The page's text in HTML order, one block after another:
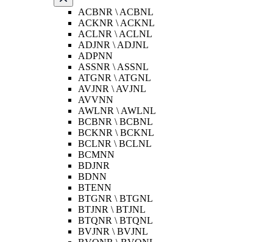
ACBNR \ ACBNL
ACKNR \ ACKNL
ACLNR \ ACLNL
ADJNR \ ADJNL
ADPNN
ASSNR \ ASSNL
ATGNR \ ATGNL
AVJNR \ AVJNL
AVVNN
AWLNR \ AWLNL
BCBNR \ BCBNL
BCKNR \ BCKNL
BCLNR \ BCLNL
BCMNN
BDJNR
BDNN
BTENN
BTGNR \ BTGNL
BTJNR \ BTJNL
BTQNR \ BTQNL
BVJNR \ BVJNL